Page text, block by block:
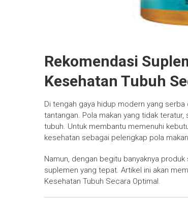
Rekomendasi
Kesehatan Tubuh
Di tengah gaya hidup modern yang
tantangan. Pola makan yang tidak
tubuh. Untuk membantu memenuhi
kesehatan sebagai pelengkap pola
Namun, dengan begitu banyaknya
suplemen yang tepat. Artikel ini akan
Kesehatan Tubuh Secara Optimal.